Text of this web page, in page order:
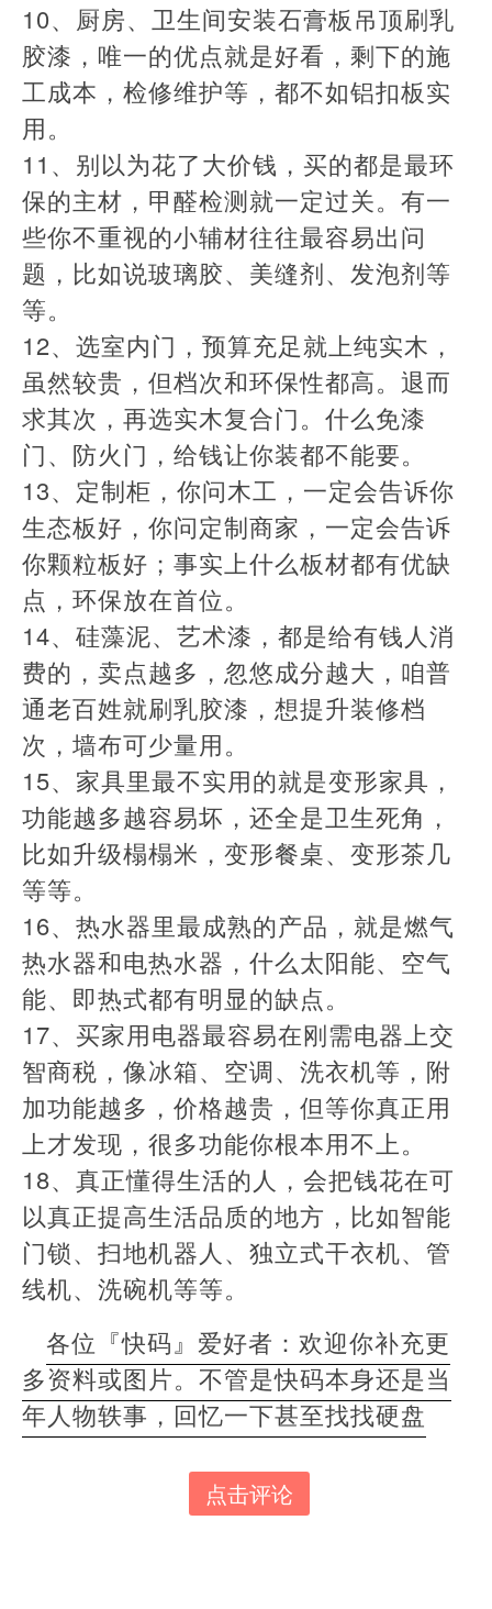
​10、厨房、卫生间安装石膏板吊顶刷乳
胶漆，唯一的优点就是好看，剩下的施
工成本，检修维护等，都不如铝扣板实
用。
​11、别以为花了大价钱，买的都是最环
保的主材，甲醛检测就一定过关。有一
些你不重视的小辅材往往最容易出问
题，比如说玻璃胶、美缝剂、发泡剂等
等。
​12、选室内门，预算充足就上纯实木，
虽然较贵，但档次和环保性都高。退而
求其次，再选实木复合门。什么免漆
门、防火门，给钱让你装都不能要。
​13、定制柜，你问木工，一定会告诉你
生态板好，你问定制商家，一定会告诉
你颗粒板好；事实上什么板材都有优缺
点，环保放在首位。
​14、硅藻泥、艺术漆，都是给有钱人消
费的，卖点越多，忽悠成分越大，咱普
通老百姓就刷乳胶漆，想提升装修档
次，墙布可少量用。
​15、家具里最不实用的就是变形家具，
功能越多越容易坏，还全是卫生死角，
比如升级榻榻米，变形餐桌、变形茶几
等等。
​16、热水器里最成熟的产品，就是燃气
热水器和电热水器，什么太阳能、空气
能、即热式都有明显的缺点。
​17、买家用电器最容易在刚需电器上交
智商税，像冰箱、空调、洗衣机等，附
加功能越多，价格越贵，但等你真正用
上才发现，很多功能你根本用不上。
​18、真正懂得生活的人，会把钱花在可
以真正提高生活品质的地方，比如智能
门锁、扫地机器人、独立式干衣机、管
线机、洗碗机等等。
各位『快码』爱好者：欢迎你补充更
多资料或图片。不管是快码本身还是当
年人物轶事，回忆一下甚至找找硬盘
本
点击评论